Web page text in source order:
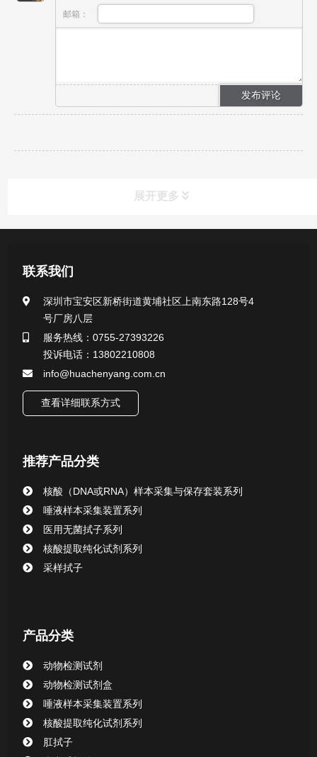
邮箱：
展开更多
一次性使用采样器系列
微生物样本保存液（通用运输传媒介质）系列
核酸（DNA&RNA）样本采集与保存套装系列
核酸提取或纯化试剂
清洁验证棉签系列
动物检测试剂
联系我们
深圳市宝安区新桥街道黄埔社区上南东路128号4
号厂房八层
服务热线：0755-27393226
投诉电话：13802210808
info@huachenyang.com.cn
查看详细联系方式
推荐产品分类
核酸（DNA或RNA）样本采集与保存套装系列
唾液样本采集装置系列
医用无菌拭子系列
核酸提取纯化试剂系列
采样拭子
产品分类
动物检测试剂
动物检测试剂盒
唾液样本采集装置系列
核酸提取纯化试剂系列
肛拭子